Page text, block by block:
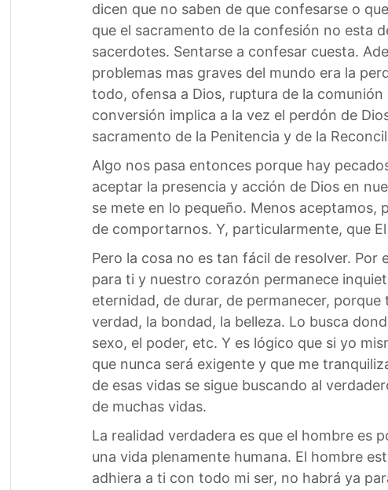
dicen que no saben de que confesarse o
que el sacramento de la confesión no esta
sacerdotes. Sentarse a confesar cuesta.
problemas mas graves del mundo era la
todo, ofensa a Dios, ruptura de la
conversión implica a la vez el perdón de
sacramento de la Penitencia y de la
Algo nos pasa entonces porque hay
aceptar la presencia y acción de Dios en
se mete en lo pequeño. Menos aceptamos,
de comportarnos. Y, particularmente, que
Pero la cosa no es tan fácil de resolver. Por
para ti y nuestro corazón permanece
eternidad, de durar, de permanecer,
verdad, la bondad, la belleza. Lo busca
sexo, el poder, etc. Y es lógico que si yo
que nunca será exigente y que me
de esas vidas se sigue buscando al
de muchas vidas.
La realidad verdadera es que el hombre es
una vida plenamente humana. El hombre
adhiera a ti con todo mi ser, no habrá ya